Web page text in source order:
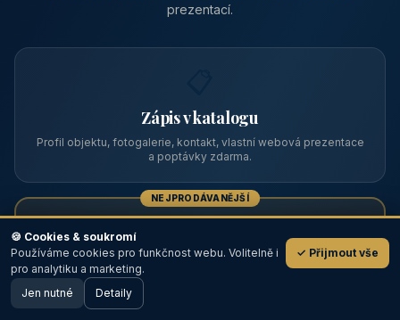
prezentací.
Zápis v katalogu
Profil objektu, fotogalerie, kontakt, vlastní webová prezentace
a poptávky zdarma.
NEJPRODÁVANĚJŠÍ
Prémiový partner
TOP pozice na titulce, přednost ve výpisech, zlatý odznak a
💬
🖥️ Desktop verze
🍪 Cookies & soukromí
Používáme cookies pro funkčnost webu. Volitelně i
pro analytiku a marketing.
✓ Přijmout vše
Jen nutné Detaily